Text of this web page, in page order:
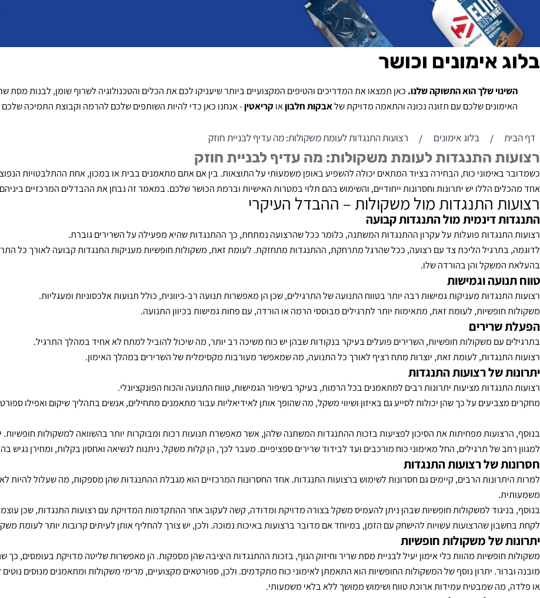
אימונים וכושר
שלך הוא התשוקה שלנו.כאן תמצאו את המדריכים והטיפים המקצועיים ביותר שיעניקו לכם את הכלים והטכנולוגיה לשרוף שומן, לבנות מסת
/ בלוג אימונים / רצועות התנגדות לעומת משקולות: מה עדיף לבניית חוזק
התנגדות לעומת משקולות: מה עדיף לבניית חוזק
כוח, הבחירה בציוד המתאים יכולה להשפיע באופן משמעותי על התוצאות. בין אם אתם מתאמנים בבית או במכון, אחת ההתלבטויות
הללו יש יתרונות וחסרונות ייחודיים, והשימוש בהם תלוי במטרות האישיות וברמת הכושר שלכם. במאמר זה נבחן את ההבדלים המרכזיים ביניהם,
התנגדות מול משקולות – ההבדל העיקרי
דינמית מול התנגדות קבועה
פועלות על עקרון ההתנגדות המשתנה, כלומר ככל שהרצועה נמתחת, כך ההתנגדות שהיא מפעילה על השרירים גוברת.
והן בהורדה שלו.
וגמישות
מעניקות גמישות רבה יותר בטווח התנועה של התרגילים, שכן הן מאפשרות תנועה רב-כיוונית, כולל תנועות אלכסוניות ומעגליות.
לעומת זאת, מתאימות יותר לתרגילים מבוססי הרמה או הורדה, עם פחות גמישות בכיוון התנועה.
עם משקולות חופשיות, השרירים פועלים בעיקר בנקודות שבהן יש כוח משיכה רב יותר, מה שיכול להוביל למתח לא אחיד במהלך התרגיל.
לעומת זאת, יוצרות מתח רציף לאורך כל התנועה, מה שמאפשר מעורבות מקסימלית של השרירים במהלך האימון.
של רצועות התנגדות
על כך שהן יכולות לסייע גם באיזון ושיווי משקל, מה שהופך אותן לאידיאליות עבור מתאמנים מתחילים, אנשים בתהליך שיקום ואפילו
מפחיתות את הסיכון לפציעות בזכות ההתנגדות המשתנה שלהן, אשר מאפשרת תנועות רכות ומבוקרות יותר בהשוואה למשקולות חופשיות.
של תרגילים, החל מאימוני כוח מורכבים ועד לבידוד שרירים ספציפיים. מעבר לכך, הן קלות משקל, ניתנות לנשיאה ואחסון בקלות, ומחירן נגיש
של רצועות התנגדות
הרבים, קיימים גם חסרונות לשימוש ברצועות התנגדות. אחד החסרונות המרכזיים הוא מגבלת ההתנגדות שהן מספקות, מה שעלול להיות לא
למשקולות חופשיות שבהן ניתן להעמיס משקל בצורה מדויקת ומדודה, קשה לעקוב אחר ההתקדמות המדויקת עם רצועות התנגדות, שכן
שהרצועות עשויות להישחק עם הזמן, במיוחד אם מדובר ברצועות באיכות נמוכה. ולכן, יש צורך להחליף אותן לעיתים קרובות יותר לעומת
של משקולות חופשיות
מהוות כלי אימון יעיל לבניית מסת שריר וחיזוק הגוף, בזכות ההתנגדות היציבה שהן מספקות. הן מאפשרות שליטה מדויקת בעומסים, כך